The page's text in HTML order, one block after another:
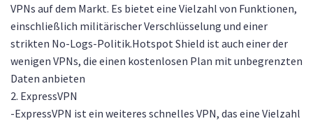
VPNs auf dem Markt. Es bietet eine Vielzahl von Funktionen,
einschließlich militärischer Verschlüsselung und einer
strikten No-Logs-Politik.Hotspot Shield ist auch einer der
wenigen VPNs, die einen kostenlosen Plan mit unbegrenzten
Daten anbieten
2. ExpressVPN
-ExpressVPN ist ein weiteres schnelles VPN, das eine Vielzahl